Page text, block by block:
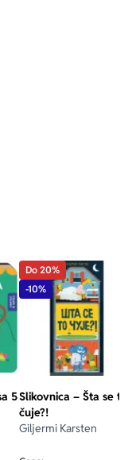
5
Do 20%
-10%
Slikovnica – Šta se to
čuje?!
Giljermi Karsten